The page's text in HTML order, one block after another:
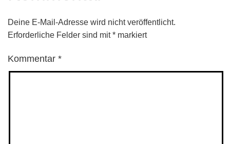
Deine E-Mail-Adresse wird nicht veröffentlicht.
Erforderliche Felder sind mit* markiert
Kommentar *